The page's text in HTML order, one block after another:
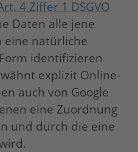
4 Ziffer 1 DSGVO
Daten alle jene
eine natürliche
identifizieren
explizit Online-
auch von Google
eine Zuordnung
und durch die eine